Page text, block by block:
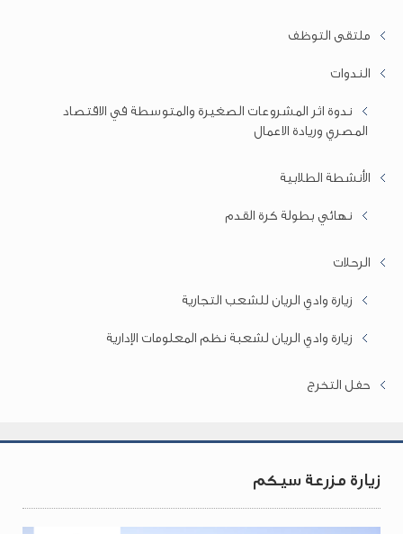
ملتقى التوظف
الندوات
ندوة اثر المشروعات الصغيرة والمتوسطة في الاقتصاد
المصري وريادة الاعمال
الأنشطة الطلابية
نهائي بطولة كرة القدم
الرحلات
زيارة وادي الريان للشعب التجارية
زيارة وادي الريان لشعبة نظم المعلومات الإدارية
حفل التخرج
زيارة مزرعة سيكم